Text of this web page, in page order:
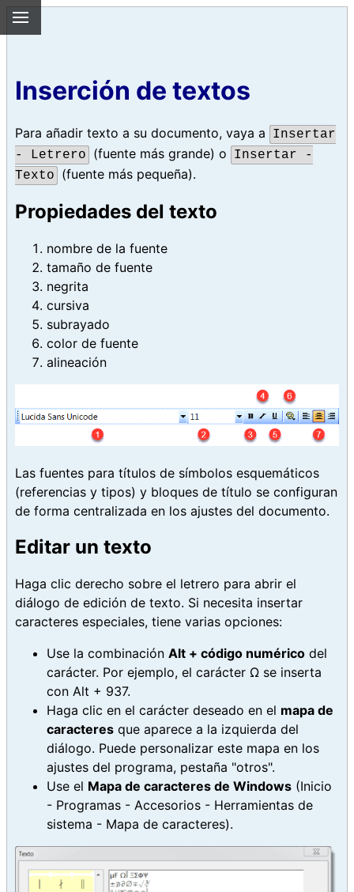
Inserción de textos
Para añadir texto a su documento, vaya a
Insertar
- Letrero
(fuente más grande) o
Insertar -
Texto
(fuente más pequeña).
Propiedades del texto
nombre de la fuente
tamaño de fuente
negrita
cursiva
subrayado
color de fuente
alineación
Las fuentes para títulos de símbolos esquemáticos
(referencias y tipos) y bloques de título se configuran
de forma centralizada en los ajustes del documento.
Editar un texto
Haga clic derecho sobre el letrero para abrir el
diálogo de edición de texto. Si necesita insertar
caracteres especiales, tiene varias opciones:
Use la combinación Alt + código numérico del
carácter. Por ejemplo, el carácter Ω se inserta
con Alt + 937.
Haga clic en el carácter deseado en el mapa de
caracteres que aparece a la izquierda del
diálogo. Puede personalizar este mapa en los
ajustes del programa, pestaña "otros".
Use el Mapa de caracteres de Windows (Inicio
- Programas - Accesorios - Herramientas de
sistema - Mapa de caracteres).